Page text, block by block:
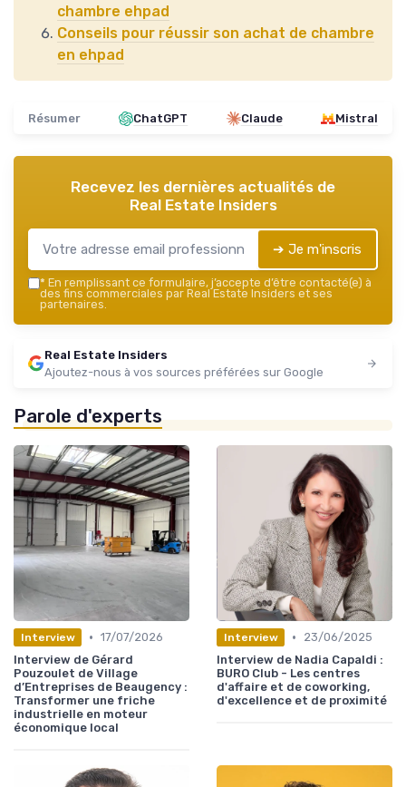
chambre ehpad
Conseils pour réussir son achat de chambre
en ehpad
Résumer ChatGPT Claude Mistral
Recevez les dernières actualités de
Real Estate Insiders
➔ Je m'inscris
* En remplissant ce formulaire, j’accepte d’être contacté(e) à
des fins commerciales par Real Estate Insiders et ses
partenaires.
Real Estate Insiders
Ajoutez-nous à vos sources préférées sur Google
Parole d'experts
Interview • 17/07/2026
Interview de Gérard
Pouzoulet de Village
d’Entreprises de Beaugency :
Transformer une friche
industrielle en moteur
économique local
Interview •
23/06/2025
Interview de Nadia Capaldi :
BURO Club - Les centres
d'affaire et de coworking,
d'excellence et de proximité